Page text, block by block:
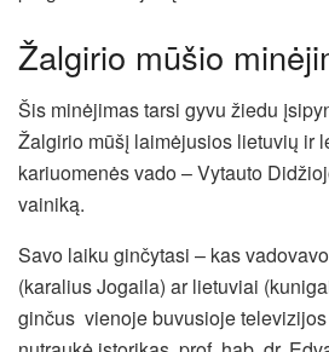
Žalgirio mūšio
Šis minėjimas tarsi gyvu žiedu
Žalgirio mūšį laimėjusios lietuvių ir
kariuomenės vado – Vytauto
vainiką.
Savo laiku ginčytasi – kas
(karalius Jogaila) ar lietuviai
ginčus vienoje buvusioje